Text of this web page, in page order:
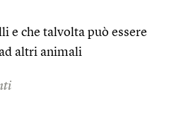
e che talvolta può essere
altri animali